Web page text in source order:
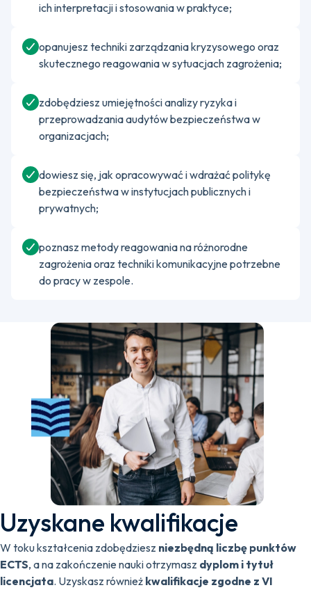
ich interpretacji i stosowania w praktyce;
opanujesz techniki zarządzania kryzysowego oraz
skutecznego reagowania w sytuacjach zagrożenia;
zdobędziesz umiejętności analizy ryzyka i
przeprowadzania audytów bezpieczeństwa w
organizacjach;
dowiesz się, jak opracowywać i wdrażać politykę
bezpieczeństwa w instytucjach publicznych i
prywatnych;
poznasz metody reagowania na różnorodne
zagrożenia oraz techniki komunikacyjne potrzebne
do pracy w zespole.
Uzyskane kwalifikacje
W toku kształcenia zdobędziesz niezbędną liczbę punktów
ECTS, a na zakończenie nauki otrzymasz dyplom i tytuł
licencjata. Uzyskasz również kwalifikacje zgodne z VI